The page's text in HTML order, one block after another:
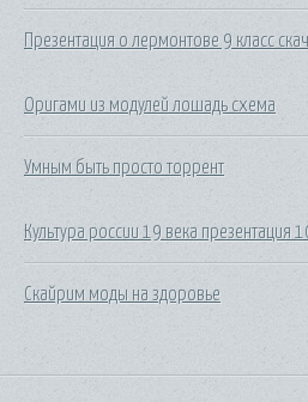
Презентация о лермонтове 9 класс
Оригами из модулей лошадь схема
Умным быть просто торрент
Культура россии 19 века презентация
Скайрим моды на здоровье